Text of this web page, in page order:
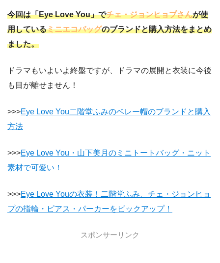
今回は「Eye Love You」でチェ・ジョンヒョプさんが使
用しているミニエコバッグのブランドと購入方法をまとめ
ました。
ドラマもいよいよ終盤ですが、ドラマの展開と衣装に今後
も目が離せません！
>>>Eye Love You二階堂ふみのベレー帽のブランドと購入
方法
>>>Eye Love You・山下美月のミニトートバッグ・ニット
素材で可愛い！
>>>Eye Love Youの衣装！二階堂ふみ、チェ・ジョンヒョ
プの指輪・ピアス・パーカーをピックアップ！
スポンサーリンク